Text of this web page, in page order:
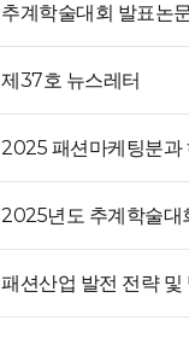
추계학술대회 발표논
제37호 뉴스레터
2025 패션마케팅분과
2025년도 추계학술대
패션산업 발전 전략